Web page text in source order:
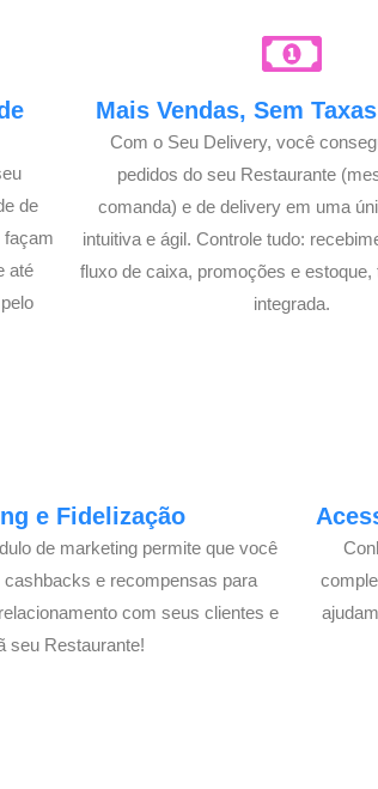
de
façam
até
Mais Vendas, Sem
Com o Seu Delivery, você
pedidos do seu Restaurante
comanda) e de delivery em uma
intuitiva e ágil. Controle tudo:
fluxo de caixa, promoções e estoque,
integrada.
e Fidelização
de marketing permite que você
e recompensas para
com seus clientes e
seu Restaurante!